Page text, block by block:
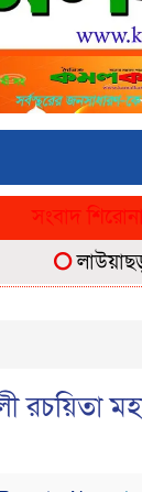
সংবাদ
লাউয়াছড়ায়
রচয়িতা